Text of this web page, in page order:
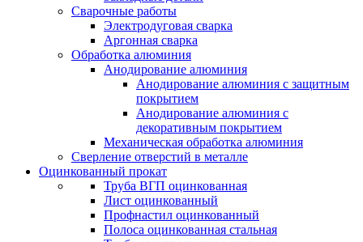
Сварочные работы
Электродуговая сварка
Аргонная сварка
Обработка алюминия
Анодирование алюминия
Анодирование алюминия с защитным
покрытием
Анодирование алюминия с
декоративным покрытием
Механическая обработка алюминия
Сверление отверстий в металле
Оцинкованный прокат
Труба ВГП оцинкованная
Лист оцинкованный
Профнастил оцинкованный
Полоса оцинкованная стальная